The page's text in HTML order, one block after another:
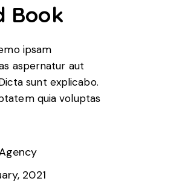
Book
ipsam
aspernatur aut
sunt explicabo.
quia voluptas
2021